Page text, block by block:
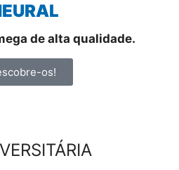
de alta qualidade.
os!